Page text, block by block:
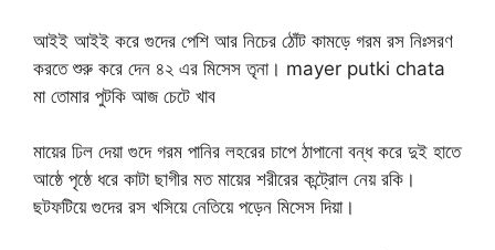
আইই আইই করে গুদের পেশি আর নিচের ঠোঁট কামড়ে গরম রস নিঃসরণ
করতে শুরু করে দেন ৪২ এর মিসেস তৃনা। mayer putki chata
মা তোমার পুটকি আজ চেটে খাব
মায়ের ঢিল দেয়া গুদে গরম পানির লহরের চাপে ঠাপানো বন্ধ করে দুই হাতে
আষ্ঠে পৃষ্ঠে ধরে কাটা ছাগীর মত মায়ের শরীরের কন্ট্রোল নেয় রকি।
ছটফটিয়ে গুদের রস খসিয়ে নেতিয়ে পড়েন মিসেস দিয়া।